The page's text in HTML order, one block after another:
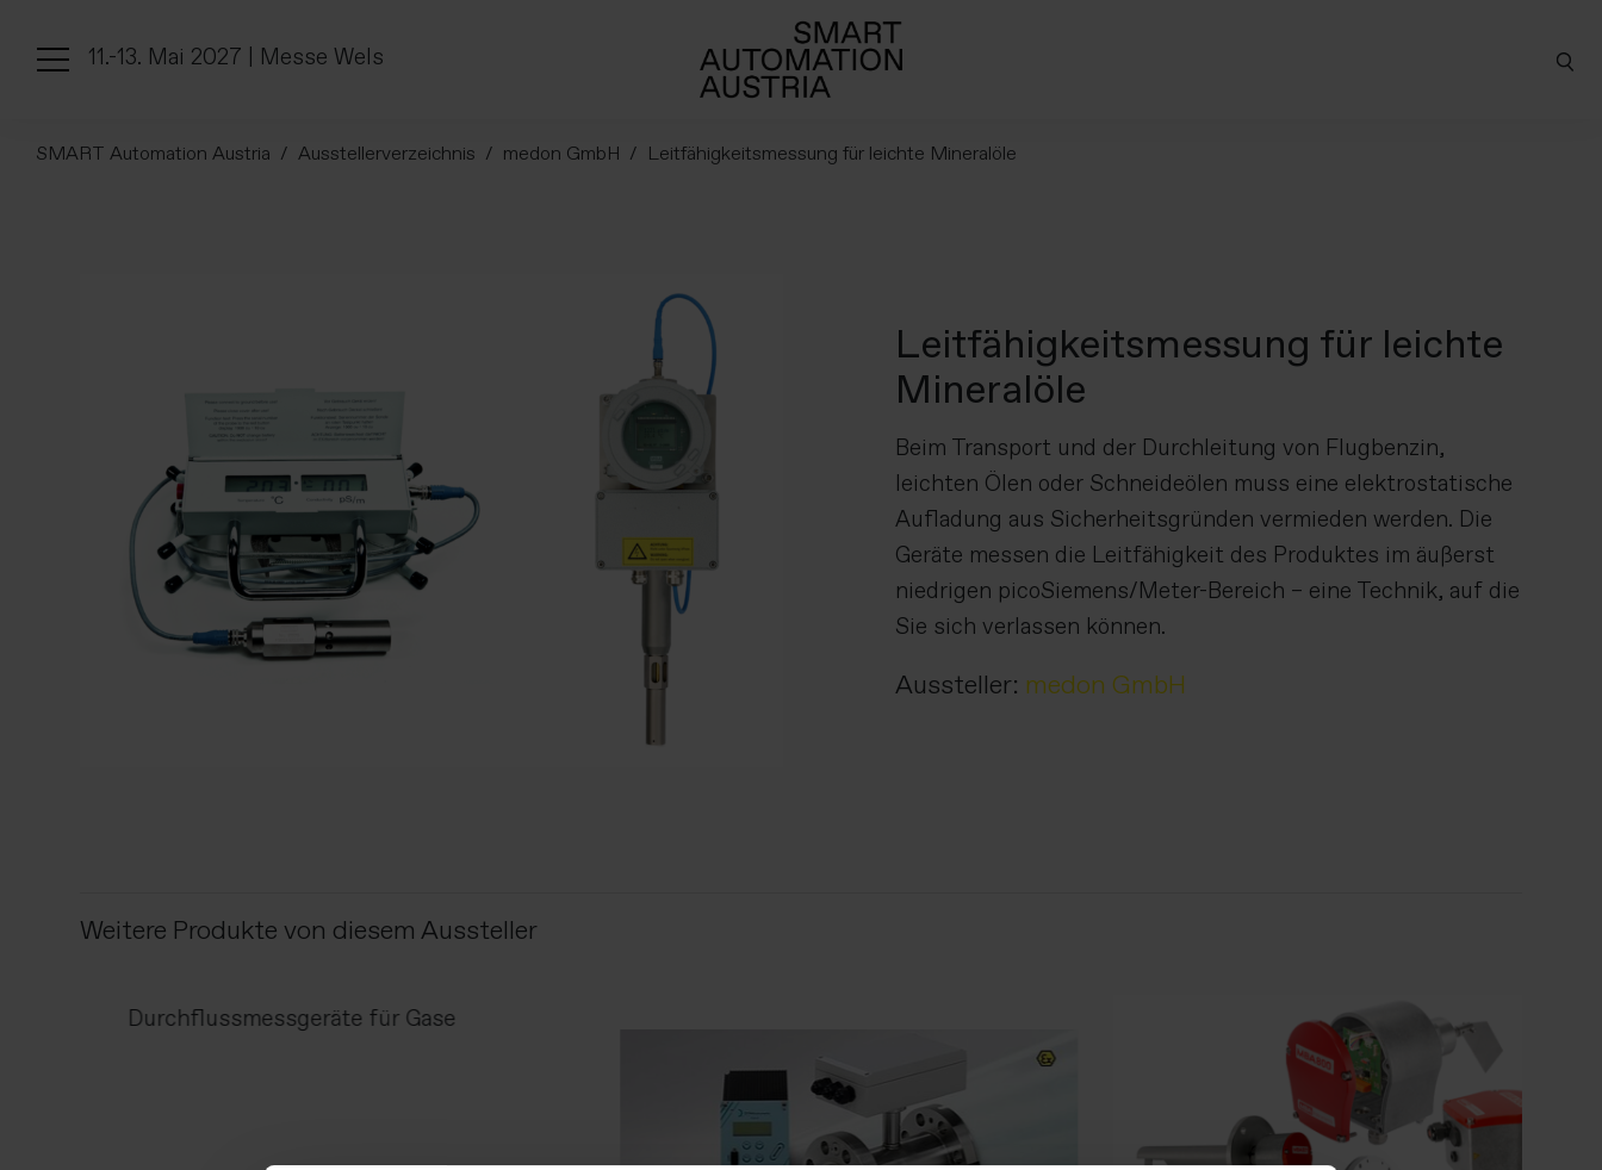
11.-13. Mai 2027 | Messe Wels
SMART Automation Austria Ausstellerverzeichnis medon GmbH Leitfähigkeitsmessung für leichte Mineralöle
Leitfähigkeitsmessung für leichte
Mineralöle
Beim Transport und der Durchleitung von Flugbenzin,
leichten Ölen oder Schneideölen muss eine elektrostatische
Aufladung aus Sicherheitsgründen vermieden werden. Die
Geräte messen die Leitfähigkeit des Produktes im äußerst
niedrigen picoSiemens/Meter-Bereich – eine Technik, auf die
Sie sich verlassen können.
Aussteller: medon GmbH
Weitere Produkte von diesem Aussteller
Durchflussmessgeräte für Gase